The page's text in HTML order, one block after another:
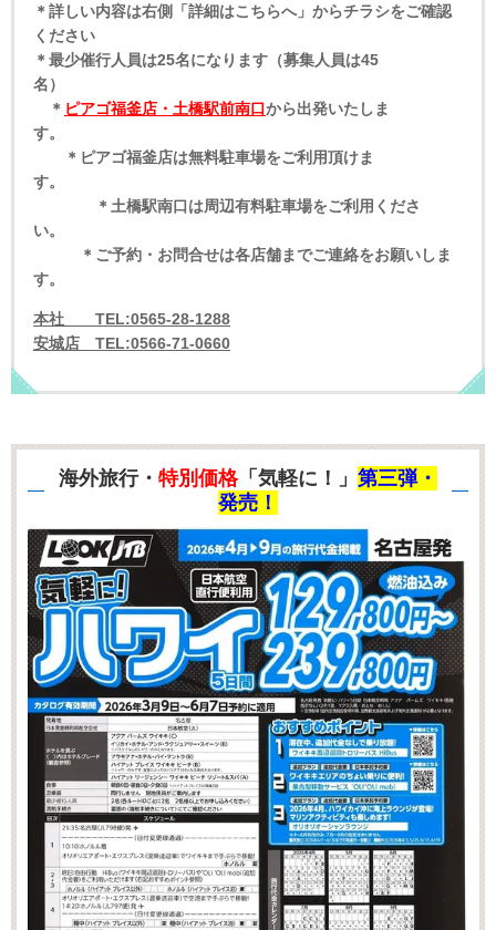
＊詳しい内容は右側「詳細はこちらへ」からチラシをご確認
ください
＊最少催行人員は25名になります（募集人員は45
名）
＊ ピアゴ福釜店・土橋駅前南口から出発いたしま
す。
＊ピアゴ福釜店は無料駐車場をご利用頂けま
す。
＊土橋駅南口は周辺有料駐車場をご利用くださ
い。
＊ご予約・お問合せは各店舗までご連絡をお願いしま
す。
本社 TEL:0565-28-1288
安城店 TEL:0566-71-0660
海外旅行・ 特別価格「気軽に！」 第三弾・
発売！